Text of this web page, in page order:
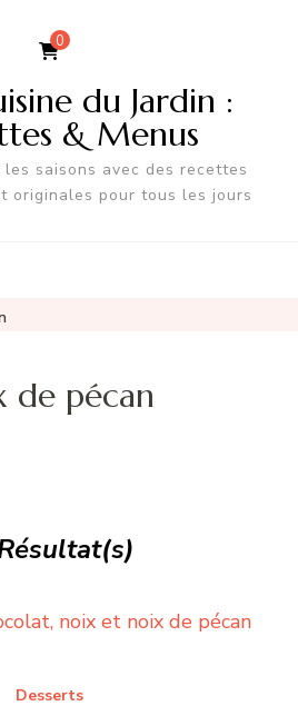
0
du Jardin :
& Menus
les saisons avec des recettes
originales pour tous les jours
de pécan
Desserts